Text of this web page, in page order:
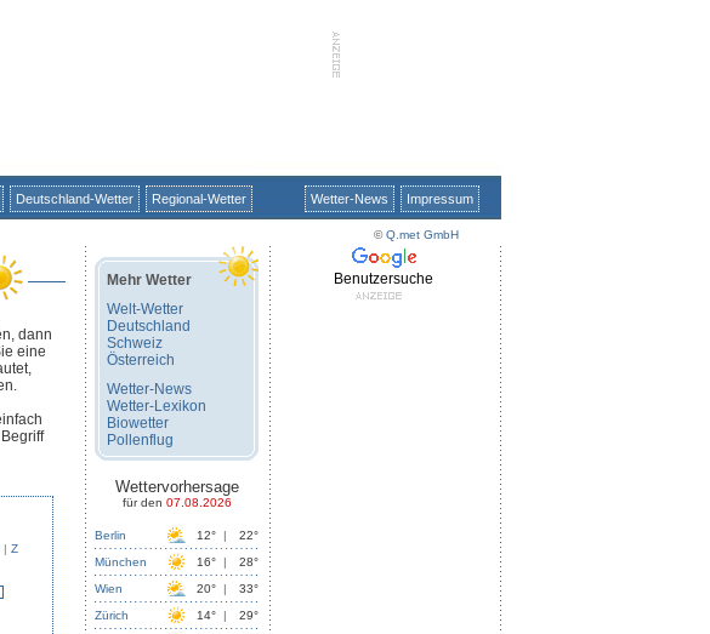
Deutschland-Wetter Regional-Wetter Wetter-News Impressum
©Q.met GmbH
dann
eine
| Z
Mehr Wetter
Welt-Wetter
Deutschland
Schweiz
Österreich
Wetter-News
Wetter-Lexikon
Biowetter
Pollenflug
Wettervorhersage
für den 07.08.2026
Berlin 12° |
22°
München
16° |
28°
Wien
20° |
33°
Zürich
14° |
29°
Benutzersuche